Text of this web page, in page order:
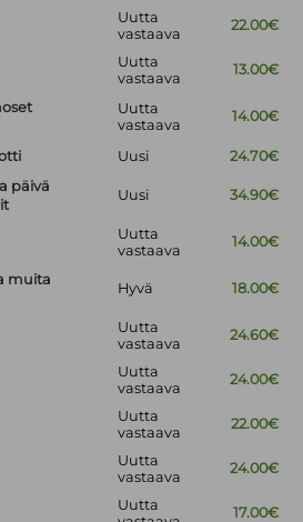
Uutta
vastaava
22.00€
Uutta
vastaava
13.00€
Uutta
vastaava
14.00€
Uusi
24.70€
päivä
Uusi 34.90€
Uutta
vastaava
14.00€
muita
Hyvä 18.00€
Uutta
vastaava
24.60€
Uutta
vastaava
24.00€
Uutta
vastaava
22.00€
Uutta
vastaava
24.00€
Uutta
17.00€